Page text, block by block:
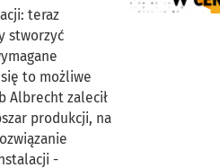
teraz
stworzyć
to możliwe
Albrecht zalecił
produkcji, na
-